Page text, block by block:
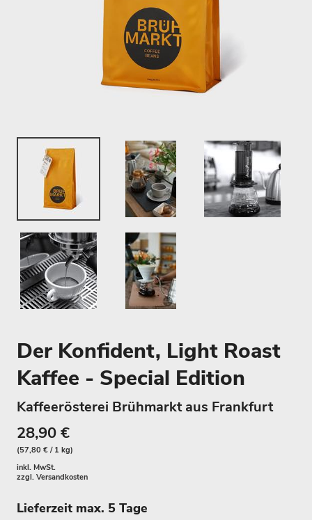
Der Konfident, Light Roast
Kaffee - Special Edition
Kaffeerösterei Brühmarkt aus Frankfurt
28,90 €
(57,80 € / 1 kg)
inkl. MwSt.
zzgl. Versandkosten
Lieferzeit max. 5 Tage